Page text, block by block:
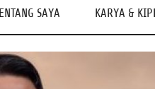
SAYA KARYA &